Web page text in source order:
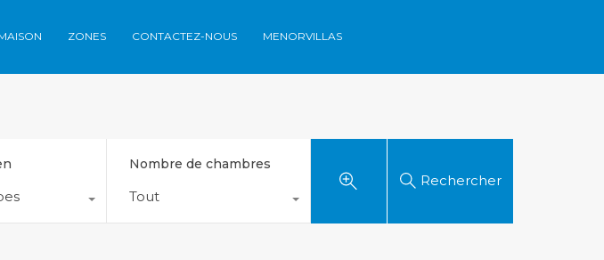
Vendre sa maison Zones Contactez-nous Menorvillas EN /ES /FR
ZONES CONTACTEZ-NOUS MENORVILLAS
Nombre de chambres
Tout
Rechercher